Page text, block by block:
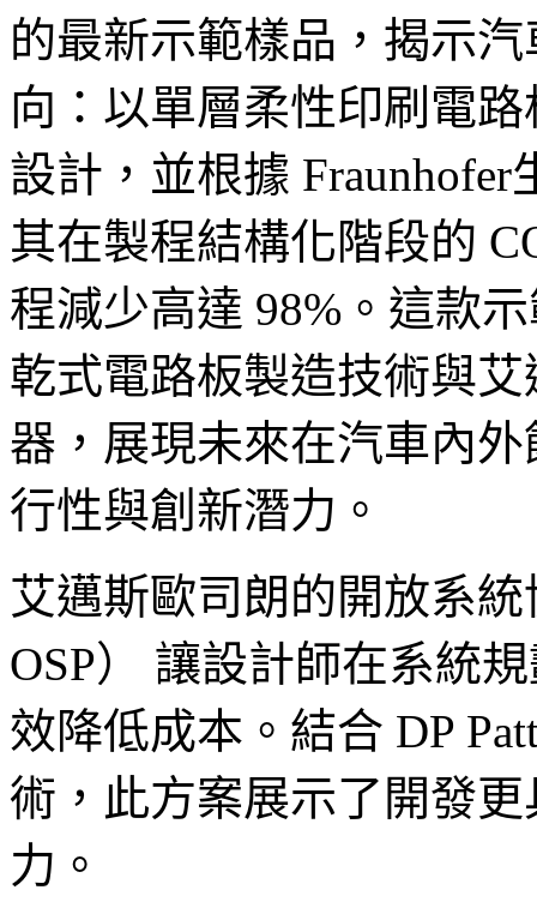
的最新示範樣品，揭示
向：以單層柔性印刷電
設計，並根據
其在製程結構化階段的
程減少高達 98%。這款
乾式電路板製造技術與
器，展現未來在汽車內
行性與創新潛力。
艾邁斯歐司朗的開放系統
OSP） 讓設計師在系統
效降低成本。結合 DP
術，此方案展示了開發
力。